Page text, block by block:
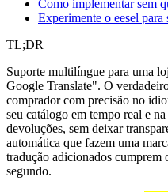
Como implementar sem
Experimente o eesel
TL;DR
Suporte multilíngue para uma
Google Translate". O
comprador com precisão no
seu catálogo em tempo real e
devoluções, sem deixar
automática que fazem uma
tradução adicionados
segundo.